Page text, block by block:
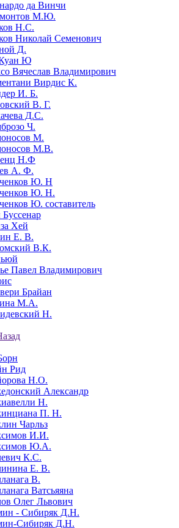
да Винчи
М.Ю.
Н.С.
Николай Семенович
Д.
Ю
Вячеслав Владимирович
Вирдис К.
И. Б.
В. Г.
Д.С.
Ч.
М.
М.В.
Н.Ф
А. Ф.
Ю. Н
Ю. Н.
Ю. составитель
Хей
Е. В.
В.К.
Павел Владимирович
Брайан
М.А.
Н.
Рид
Н.О.
Александр
Н.
П. Н.
Чарльз
И.И.
Ю.А.
К.С.
Е. В.
В.
Ватсьяяна
Олег Львович
- Сибиряк Д.Н.
Сибиряк Д.Н.